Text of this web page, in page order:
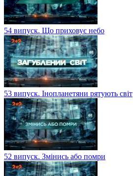
54 випуск. Що приховує небо
53 випуск. Інопланетяни рятують світ
52 випуск. Змінись або помри